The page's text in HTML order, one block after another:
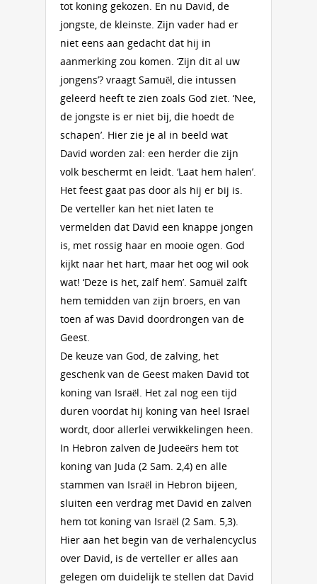
tot koning gekozen. En nu David, de
jongste, de kleinste. Zijn vader had er
niet eens aan gedacht dat hij in
aanmerking zou komen. ‘Zijn dit al uw
jongens’? vraagt Samuël, die intussen
geleerd heeft te zien zoals God ziet. ‘Nee,
de jongste is er niet bij, die hoedt de
schapen’. Hier zie je al in beeld wat
David worden zal: een herder die zijn
volk beschermt en leidt. ‘Laat hem halen’.
Het feest gaat pas door als hij er bij is.
De verteller kan het niet laten te
vermelden dat David een knappe jongen
is, met rossig haar en mooie ogen. God
kijkt naar het hart, maar het oog wil ook
wat! ‘Deze is het, zalf hem’. Samuël zalft
hem temidden van zijn broers, en van
toen af was David doordrongen van de
Geest.
De keuze van God, de zalving, het
geschenk van de Geest maken David tot
koning van Israël. Het zal nog een tijd
duren voordat hij koning van heel Israel
wordt, door allerlei verwikkelingen heen.
In Hebron zalven de Judeeërs hem tot
koning van Juda (2 Sam. 2,4) en alle
stammen van Israël in Hebron bijeen,
sluiten een verdrag met David en zalven
hem tot koning van Israël (2 Sam. 5,3).
Hier aan het begin van de verhalencyclus
over David, is de verteller er alles aan
gelegen om duidelijk te stellen dat David